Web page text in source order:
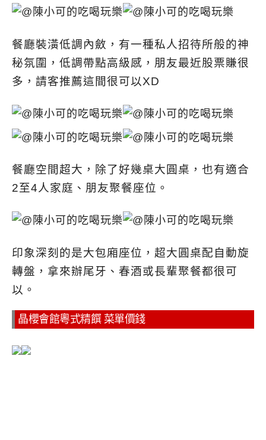
餐廳裝潢低調內斂，有一種私人招待所般的神
秘氛圍，低調帶點高級感，朋友最近股票賺很
多，請客推薦這間很可以XD
餐廳空間超大，除了好幾桌大圓桌，也有適合
2至4人家庭、朋友聚餐座位。
印象深刻的是大包廂座位，超大圓桌配自動旋
轉盤，拿來辦尾牙、春酒或長輩聚餐都很可
以。
晶櫻會館粵式精饌 菜單價錢